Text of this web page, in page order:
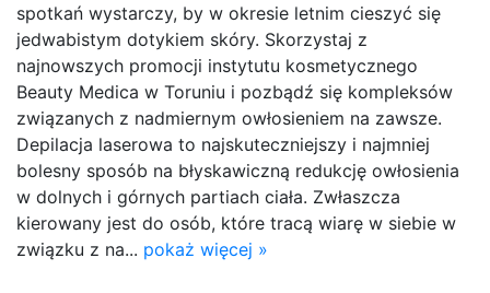
spotkań wystarczy, by w okresie letnim cieszyć się
jedwabistym dotykiem skóry. Skorzystaj z
najnowszych promocji instytutu kosmetycznego
Beauty Medica w Toruniu i pozbądź się kompleksów
związanych z nadmiernym owłosieniem na zawsze.
Depilacja laserowa to najskuteczniejszy i najmniej
bolesny sposób na błyskawiczną redukcję owłosienia
w dolnych i górnych partiach ciała. Zwłaszcza
kierowany jest do osób, które tracą wiarę w siebie w
związku z na... pokaż więcej »